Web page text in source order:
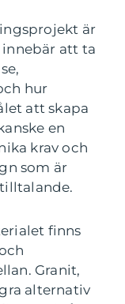
är
att ta
hur
att skapa
en
krav och
som är
finns
Granit,
alternativ